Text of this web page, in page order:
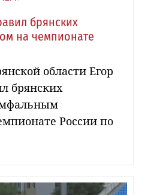
брянских
на чемпионате
области Егор
брянских
России по